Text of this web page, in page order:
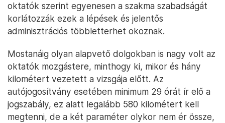
oktatók szerint egyenesen a szakma szabadságát
korlátozzák ezek a lépések és jelentős
adminisztrációs többletterhet okoznak.
Mostanáig olyan alapvető dolgokban is nagy volt az
oktatók mozgástere, minthogy ki, mikor és hány
kilométert vezetett a vizsgája előtt. Az
autójogosítvány esetében minimum 29 órát ír elő a
jogszabály, ez alatt legalább 580 kilométert kell
megtenni, de a két paraméter olykor nem ér össze,